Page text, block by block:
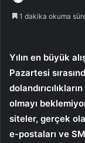
1 dakika okuma
Yılın en büyük
Pazartesi
olmayı
siteler, gerçek
e-postaları ve